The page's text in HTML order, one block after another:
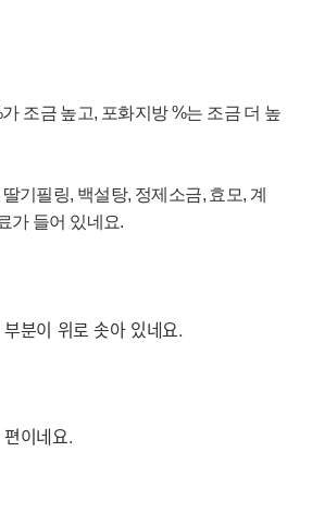
조금 높고, 포화지방 %는 조금 더 높
기필링, 백설탕, 정제소금, 효모, 계
가 들어 있네요.
분이 위로 솟아 있네요.
이네요.